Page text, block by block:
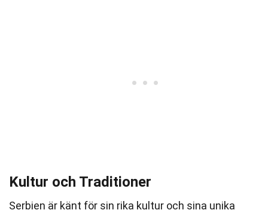
Kultur och Traditioner
Serbien är känt för sin rika kultur och sina unika